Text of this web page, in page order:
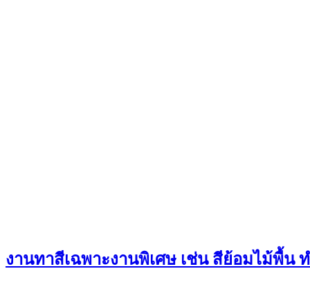
งานทาสีเฉพาะงานพิเศษ เช่น สีย้อมไม้พื้น